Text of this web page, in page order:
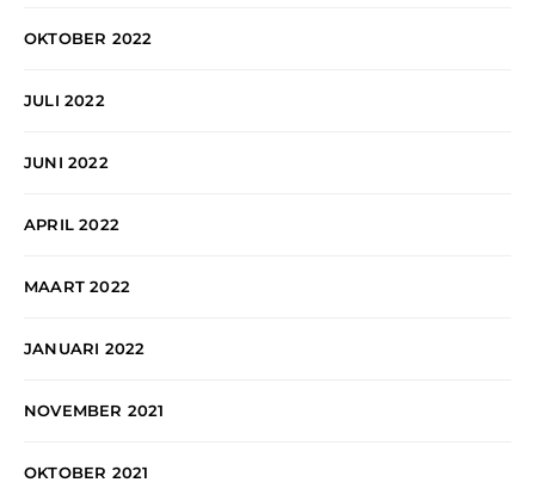
OKTOBER 2022
JULI 2022
JUNI 2022
APRIL 2022
MAART 2022
JANUARI 2022
NOVEMBER 2021
OKTOBER 2021